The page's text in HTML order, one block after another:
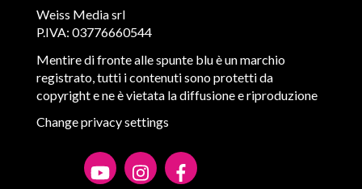
Weiss Media srl
P.IVA: 03776660544
Mentire di fronte alle spunte blu è un marchio
registrato, tutti i contenuti sono protetti da
copyright e ne è vietata la diffusione e riproduzione
Change privacy settings